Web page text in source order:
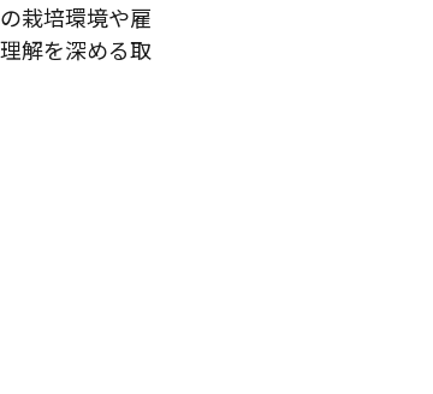
栽培環境や雇
解を深める取